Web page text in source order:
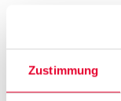
Zustimmung
Zellersatzes im
Hertie-Stiftung
Neurobiologie
Zusätzlich hat